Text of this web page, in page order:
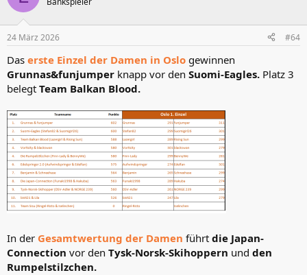
i
e
:
24 März 2026 #64
Das erste Einzel der Damen in Oslo gewinnen
Grunnas&funjumper knapp vor den Suomi-Eagles. Platz 3
belegt Team Balkan Blood.
In der Gesamtwertung der Damen führt die Japan-
Connection vor den Tysk-Norsk-Skihoppern und den
Rumpelstilzchen.